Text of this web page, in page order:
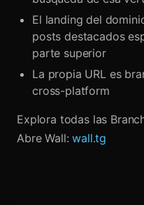
El landing del
posts destacados
parte superior
La propia URL es
cross-platform
Explora todas las
Abre Wall:wall.tg